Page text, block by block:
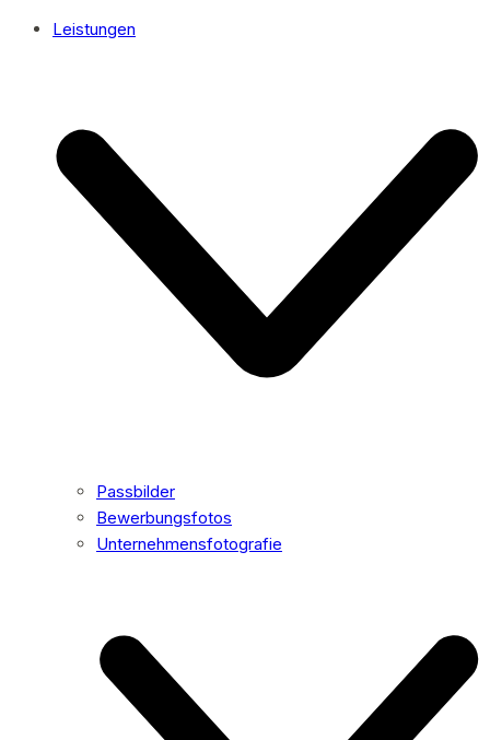
Leistungen
Passbilder
Bewerbungsfotos
Unternehmensfotografie